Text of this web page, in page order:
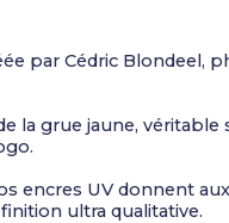
par Cédric
grue jaune,
encres UV donnent
ultra qualitative.